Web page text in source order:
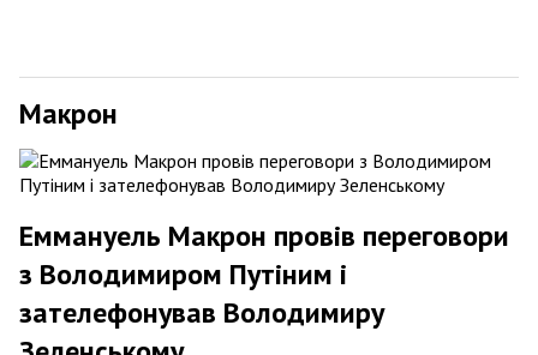
Макрон
Еммануель Макрон провів переговори
з Володимиром Путіним і
зателефонував Володимиру